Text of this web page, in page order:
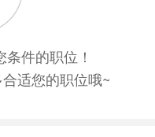
件的职位！
适您的职位哦~